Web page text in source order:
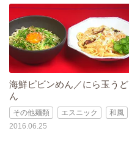
海鮮ピビンめん／にら玉うど
ん
その他麺類 エスニック
和風
2016.06.25